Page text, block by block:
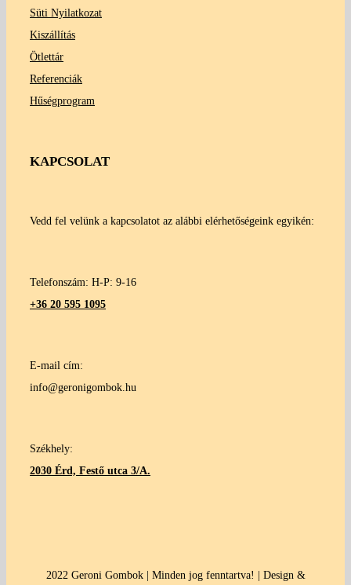
Süti Nyilatkozat
Kiszállítás
Ötlettár
Referenciák
Hűségprogram
KAPCSOLAT
Vedd fel velünk a kapcsolatot az alábbi elérhetőségeink egyikén:
Telefonszám: H-P: 9-16
+36 20 595 1095
E-mail cím:
info@geronigombok.hu
Székhely:
2030 Érd, Festő utca 3/A.
2022 Geroni Gombok | Minden jog fenntartva! | Design &